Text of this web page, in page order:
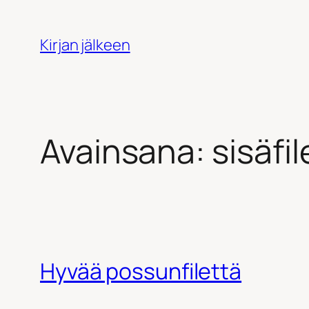
sisältöönKirjan jälkeen
Avainsana:
Hyvää possunfilettä